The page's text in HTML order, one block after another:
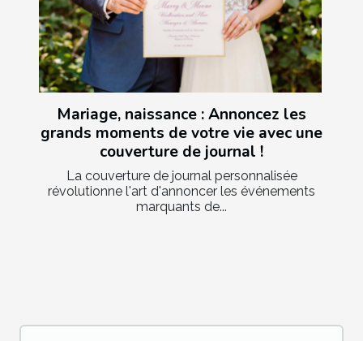
Mariage, naissance : Annoncez les
grands moments de votre vie avec une
couverture de journal !
La couverture de journal personnalisée
révolutionne l'art d'annoncer les événements
marquants de...